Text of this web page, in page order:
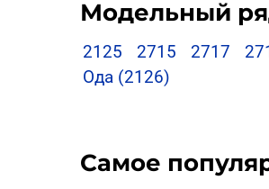
Модельный
2125 2715 2717
Ода (2126)
Самое